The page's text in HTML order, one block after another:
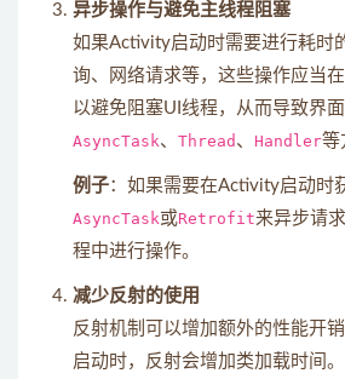
异步操作与避免主线程阻塞
如果Activity启动时需要进行耗时
询、网络请求等，这些操作应当
以避免阻塞UI线程，从而导致界
AsyncTask、 Thread 、 Handler等
例子：如果需要在Activity启动时
AsyncTask或Retrofit来异步请
程中进行操作。
减少反射的使用
反射机制可以增加额外的性能开
启动时，反射会增加类加载时间